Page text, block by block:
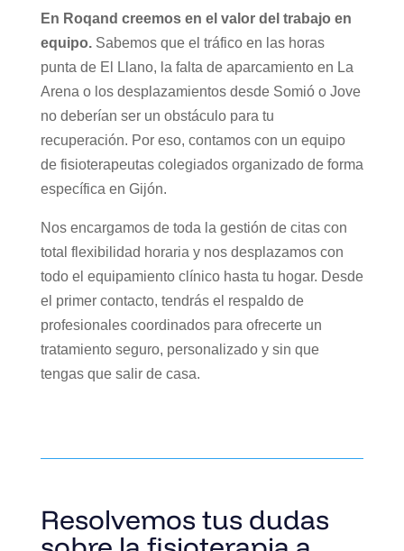
En Roqand creemos en el valor del trabajo en
equipo. Sabemos que el tráfico en las horas
punta de El Llano, la falta de aparcamiento en La
Arena o los desplazamientos desde Somió o Jove
no deberían ser un obstáculo para tu
recuperación. Por eso, contamos con un equipo
de fisioterapeutas colegiados organizado de forma
específica en Gijón.
Nos encargamos de toda la gestión de citas con
total flexibilidad horaria y nos desplazamos con
todo el equipamiento clínico hasta tu hogar. Desde
el primer contacto, tendrás el respaldo de
profesionales coordinados para ofrecerte un
tratamiento seguro, personalizado y sin que
tengas que salir de casa.
Resolvemos tus dudas